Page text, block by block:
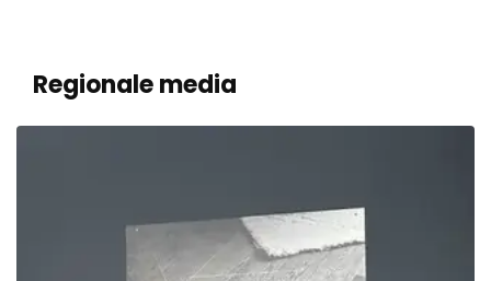
Regionale media